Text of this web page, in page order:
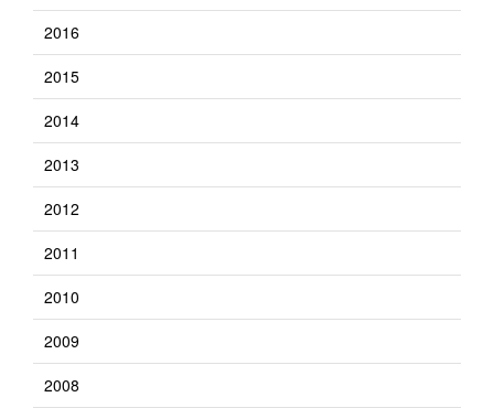
2016
2015
2014
2013
2012
2011
2010
2009
2008